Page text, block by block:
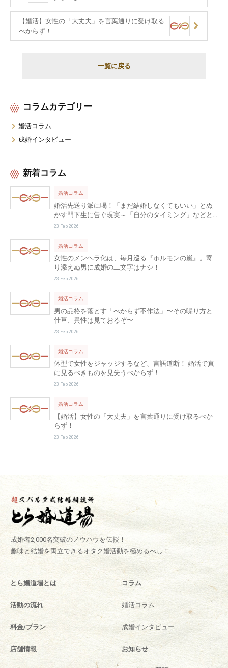
【婚活】女性の「大丈夫」を言葉通りに受け取る
べからず！
一覧に戻る
コラムカテゴリー
婚活コラム
成婚インタビュー
新着コラム
婚活コラム
婚活先送り派に喝！「まだ結婚しなくてもいい」とぬ
かす門下生に告ぐ現実～「自分のタイミング」などと
いう甘えは一刀両断せよ！
23 Feb 2026
婚活コラム
女性のメンヘラ化は、毎月巡る『ホルモンの嵐』。寄
り添えぬ男に成婚の二文字はナシ！
23 Feb 2026
婚活コラム
男の品格を落とす「べからず不作法」〜その喋り方と
仕草、異性は見ておるぞ〜
23 Feb 2026
婚活コラム
体型で女性をジャッジするなど、言語道断！ 婚活で真
に見るべきものを見失うべからず！
23 Feb 2026
婚活コラム
【婚活】女性の「大丈夫」を言葉通りに受け取るべか
らず！
23 Feb 2026
成婚者2,000名突破のノウハウを伝授！
趣味と結婚を両立できるオタク婚活動を極めるべし！
とら婚道場とは
活動の流れ
料金/プラン
店舗情報
コラム
婚活コラム
成婚インタビュー
お知らせ